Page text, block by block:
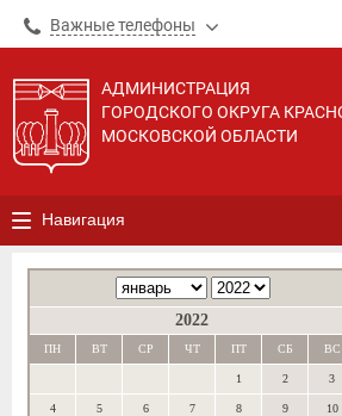
Важные телефоны
АДМИНИСТРАЦИЯ
ГОРОДСКОГО ОКРУГА
МОСКОВСКОЙ ОБЛАСТИ
Навигация
2022
ПН ВТ СР ЧТ ПТ СБ ВС
1 2 3
4 5 6 7 8 9 10